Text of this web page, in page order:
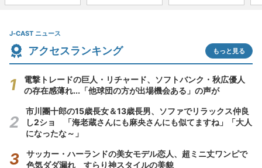
J-CAST ニュース
アクセスランキング もっと見る
電撃トレードの巨人・リチャード、ソフトバンク・秋広優人
の存在感薄れ...「他球団の方が出場機会ある」の声が
市川團十郎の15歳長女＆13歳長男、ソファでリラックス仲良
し2ショ 「海老蔵さんにも麻央さんにも似てますね」「大人
になったな～」
サッカー・ハーランドの美女モデル恋人、超ミニ丈ワンピで
色気ダダ漏れ すらり神スタイルの美貌